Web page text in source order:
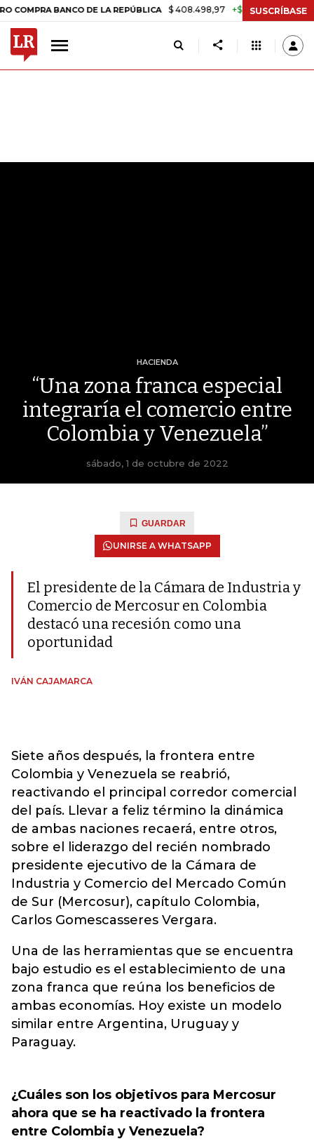
BANCO DE LA REPÚBLICA $ 408.498,97 +$ 8.753,81 +2,19%
SUSCRÍBASE
HACIENDA
“Una zona franca especial
integraría el comercio entre
Colombia y Venezuela”
sábado, 1 de octubre de 2022
GUARDAR
UNIRSE A WHATSAPP
El presidente de la Cámara de Industria y
Comercio de Mercosur en Colombia
destacó una recesión como una
oportunidad
IVÁN CAJAMARCA
Siete años después, la frontera entre
Colombia y Venezuela se reabrió,
reactivando el principal corredor comercial
del país. Llevar a feliz término la dinámica
de ambas naciones recaerá, entre otros,
sobre el liderazgo del recién nombrado
presidente ejecutivo de la Cámara de
Industria y Comercio del Mercado Común
de Sur (Mercosur), capítulo Colombia,
Carlos Gomescasseres Vergara.
Una de las herramientas que se encuentra
bajo estudio es el establecimiento de una
zona franca que reúna los beneficios de
ambas economías. Hoy existe un modelo
similar entre Argentina, Uruguay y
Paraguay.
¿Cuáles son los objetivos para Mercosur
ahora que se ha reactivado la frontera
entre Colombia y Venezuela?